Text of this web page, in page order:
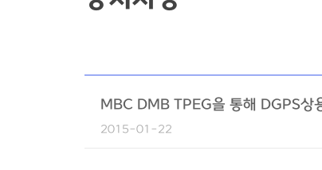
MBC DMB TPEG을 통해 DGPS상
2015-01-22